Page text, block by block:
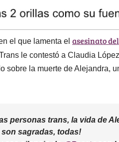
el que lamenta el asesinato
le contestó a Claudia
sobre la muerte de Alejandra,
personas trans, la vida de
son sagradas, todas!